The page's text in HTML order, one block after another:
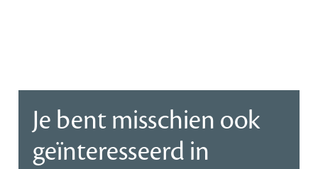
Je bent misschien ook
geïnteresseerd in